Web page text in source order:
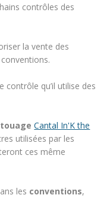
contrôles des
la vente des
contrôle qu’il utilise des
Cantal In'K the
utilisées par les
ces même
les conventions,